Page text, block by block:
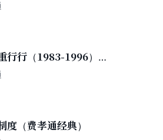
行行（1983-1996）
本）
度（费孝通经典）